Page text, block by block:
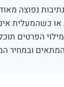
נפוצה מאוד
כשהמעלית
הפרטים
ובמחיר